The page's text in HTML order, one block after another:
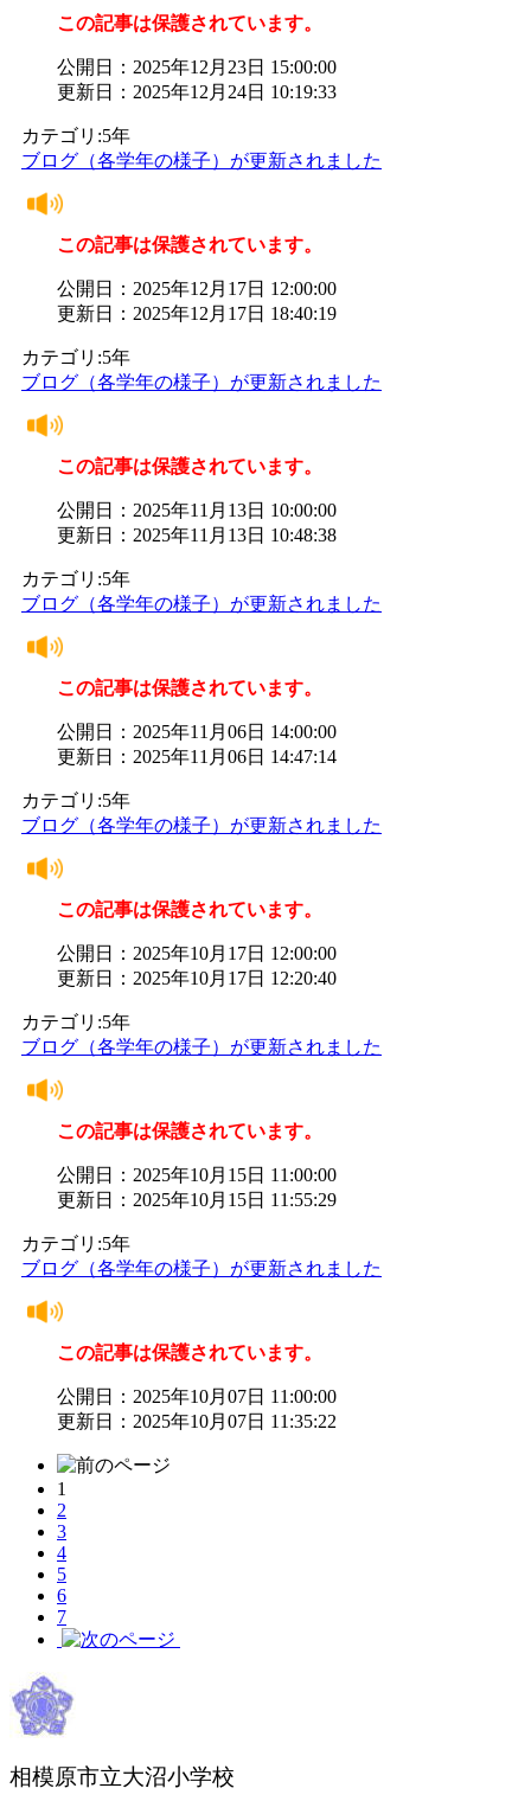
この記事は保護されています。
公開日：2025年12月23日 15:00:00
更新日：2025年12月24日 10:19:33
カテゴリ:5年
ブログ（各学年の様子）が更新されました
この記事は保護されています。
公開日：2025年12月17日 12:00:00
更新日：2025年12月17日 18:40:19
カテゴリ:5年
ブログ（各学年の様子）が更新されました
この記事は保護されています。
公開日：2025年11月13日 10:00:00
更新日：2025年11月13日 10:48:38
カテゴリ:5年
ブログ（各学年の様子）が更新されました
この記事は保護されています。
公開日：2025年11月06日 14:00:00
更新日：2025年11月06日 14:47:14
カテゴリ:5年
ブログ（各学年の様子）が更新されました
この記事は保護されています。
公開日：2025年10月17日 12:00:00
更新日：2025年10月17日 12:20:40
カテゴリ:5年
ブログ（各学年の様子）が更新されました
この記事は保護されています。
公開日：2025年10月15日 11:00:00
更新日：2025年10月15日 11:55:29
カテゴリ:5年
ブログ（各学年の様子）が更新されました
この記事は保護されています。
公開日：2025年10月07日 11:00:00
更新日：2025年10月07日 11:35:22
1
2
3
4
5
6
7
相模原市立大沼小学校